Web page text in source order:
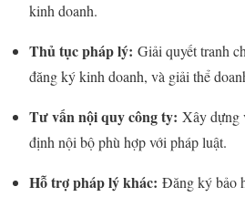
kinh doanh.
Thủ tục pháp lý: Giải quyết tranh
đăng ký kinh doanh, và giải thể
Tư vấn nội quy công ty: Xây dựng
định nội bộ phù hợp với pháp luật.
Hỗ trợ pháp lý khác: Đăng ký bảo